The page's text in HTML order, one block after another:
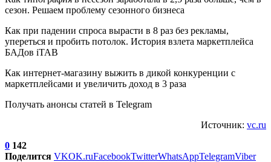
сезон. Решаем проблему сезонного бизнеса
Как при падении спроса вырасти в 8 раз без рекламы,
упереться и пробить потолок. История взлета маркетплейса
БАДов iTAB
Как интернет-магазину выжить в дикой конкуренции с
маркетплейсами и увеличить доход в 3 раза
Получать анонсы статей в Telegram
Источник: vc.ru
0 142
Поделится VKOK.ruFacebookTwitterWhatsAppTelegramViber